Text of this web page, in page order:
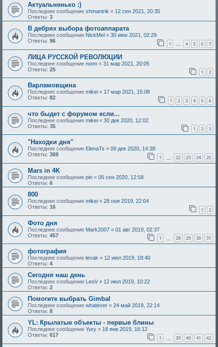
Актуальненько :)
Последнее сообщение shmantrik « 12 сен 2021, 20:35
Ответы: 3
В дебрях выбора фотоаппарата
Последнее сообщение NickMel « 30 июн 2021, 02:29
Ответы: 96 1 … 4 5 6 7
ЛИЦА РУССКОЙ РЕВОЛЮЦИИ
Последнее сообщение nonn « 31 мар 2021, 20:05
Ответы: 25 1 2
Варламовщина
Последнее сообщение mikei « 17 мар 2021, 15:08
Ответы: 82 1 2 3 4 5 6
что быдет с форумом если...
Последнее сообщение mikei « 30 дек 2020, 12:02
Ответы: 35 1 2 3
"Находки дня"
Последнее сообщение ElenaTs « 09 дек 2020, 14:38
Ответы: 369 1 22 23 24 25
Mars in 4K
Последнее сообщение pin « 05 сен 2020, 12:58
Ответы: 6
800
Последнее сообщение mikei « 28 ноя 2019, 22:04
Ответы: 16 1 2
Фото дня
Последнее сообщение Mark2007 « 01 авг 2019, 02:37
Ответы: 457 1 28 29 30 31
фотография
Последнее сообщение levak « 12 июл 2019, 18:40
Ответы: 4
Сегодня наш день
Последнее сообщение LeoV « 12 июл 2019, 10:22
Ответы: 2
Помогите выбрать Gimbal
Последнее сообщение whatever « 24 май 2019, 22:14
Ответы: 8
YL: Крылатые объекты - первые блины
Последнее сообщение Yury « 18 янв 2019, 16:12
Ответы: 617 1 39 40 41 42